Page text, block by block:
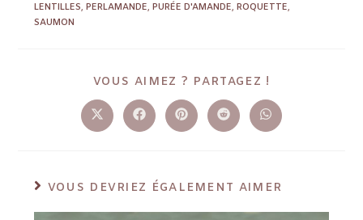
LENTILLES, PERLAMANDE, PURÉE D'AMANDE, ROQUETTE,
SAUMON
VOUS AIMEZ ? PARTAGEZ !
VOUS DEVRIEZ ÉGALEMENT AIMER